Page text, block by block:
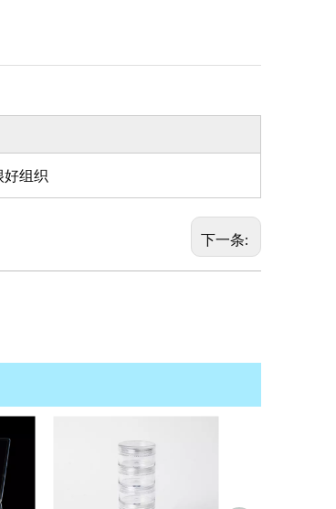
好组织
下一条: